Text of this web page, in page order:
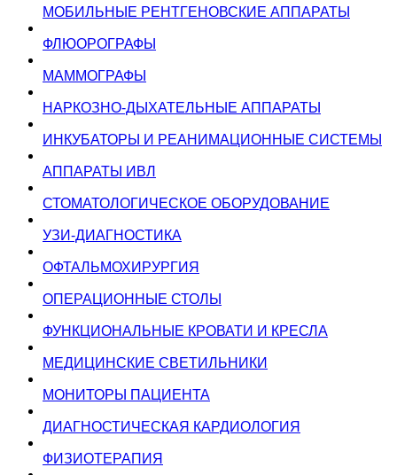
МОБИЛЬНЫЕ РЕНТГЕНОВСКИЕ АППАРАТЫ
ФЛЮОРОГРАФЫ
МАММОГРАФЫ
НАРКОЗНО-ДЫХАТЕЛЬНЫЕ АППАРАТЫ
ИНКУБАТОРЫ И РЕАНИМАЦИОННЫЕ СИСТЕМЫ
АППАРАТЫ ИВЛ
СТОМАТОЛОГИЧЕСКОЕ ОБОРУДОВАНИЕ
УЗИ-ДИАГНОСТИКА
ОФТАЛЬМОХИРУРГИЯ
ОПЕРАЦИОННЫЕ СТОЛЫ
ФУНКЦИОНАЛЬНЫЕ КРОВАТИ И КРЕСЛА
МЕДИЦИНСКИЕ СВЕТИЛЬНИКИ
МОНИТОРЫ ПАЦИЕНТА
ДИАГНОСТИЧЕСКАЯ КАРДИОЛОГИЯ
ФИЗИОТЕРАПИЯ